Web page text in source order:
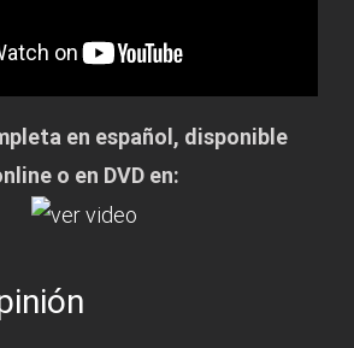
en español, disponible
o en DVD en: